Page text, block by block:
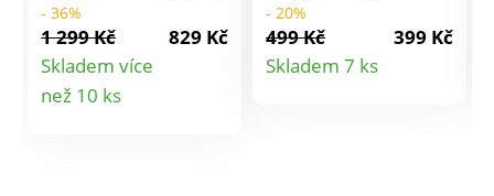
Tyto prošívané zimní
boty s lemováním z
umělé kožešiny Vás
ochrání před
- 36%
1 299 Kč
829 Kč
Skladem více
než 10 ks
přenesou s lehkostí a
jistotou celým
chladným obdobím. V
- 20%
499 Kč
399 Kč
Skladem 7 ks
Detail